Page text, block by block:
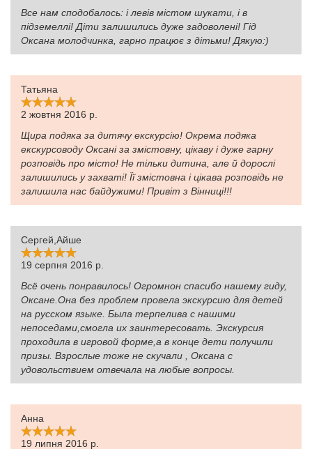
Все нам сподобалось: і левів містом шукати, і в
підземеллі! Діти залишились дуже задоволені! Гід
Оксана молодчинка, гарно працює з дітьми! Дякую:)
Татьяна
2 жовтня 2016 р.
Щира подяка за дитячу екскурсію! Окрема подяка
екскурсоводу Оксані за змістовну, цікаву і дуже гарну
розповідь про місто! Не тільки дитина, але й дорослі
залишились у захваті! Її змістовна і цікава розповідь не
залишила нас байдужими! Привіт з Вінниці!!!
Сергей,Айше
19 серпня 2016 р.
Всё очень понравилось! Огромнон спасибо нашему гиду,
Оксане.Она без проблем провела экскурсию для детей
на русском языке. Была терпелива с нашими
непоседами,смогла их заинтересовать. Экскурсия
проходила в игровой форме,а в конце дети получили
призы. Взрослые тоже не скучали , Оксана с
удовольствием отвечала на любые вопросы.
Анна
19 липня 2016 р.